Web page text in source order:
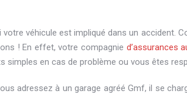
véhicule est impliqué dans un accident.
! En effet, votre compagnie d’assurances
en cas de problème ou vous êtes
adressez à un garage agréé Gmf, il se